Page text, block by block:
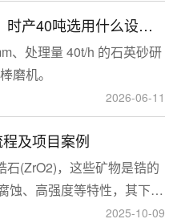
石英砂3mm研磨至0.5mm，时产40吨选用什么设备？
、处理量 40t/h 的石英砂研
磨机。
2026-06-11
及项目案例
(ZrO2)，这些矿物是锆的
蚀、高强度等特性，其下游
料、铸造、电子和化工等多
2025-10-09